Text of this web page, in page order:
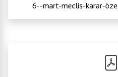
6--mart-meclis-karar-